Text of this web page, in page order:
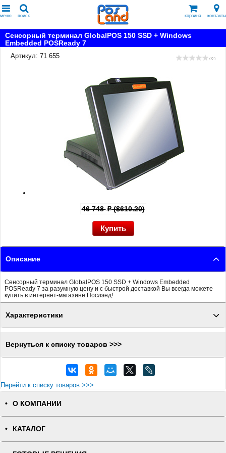
меню поиск корзина контакты
Сенсорный терминал GlobalPOS 150 SSD + Windows
Embedded POSReady 7
Артикул: 71 655
( 0 )
46 748p($610.20)
Описание
Сенсорный терминал GlobalPOS 150 SSD + Windows Embedded
POSReady 7 за разумную цену и с быстрой доставкой Вы всегда можете
купить в интернет-магазине Послэнд!
Характеристики
Вернуться к списку товаров >>>
Перейти к списку товаров >>>
О КОМПАНИИ
КАТАЛОГ